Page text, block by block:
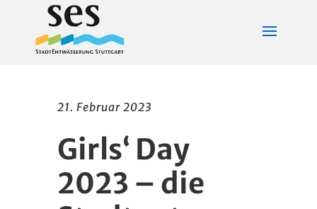
21. Februar 2023
Girls‘ Day
2023 – die